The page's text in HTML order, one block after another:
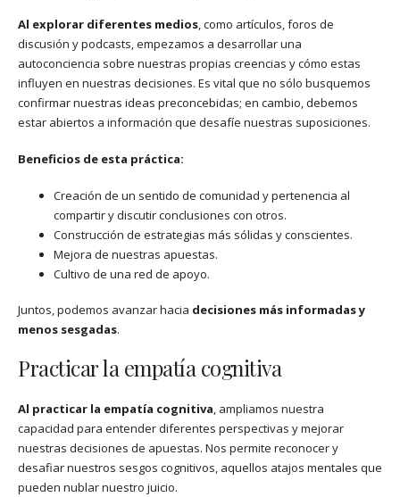
Al explorar diferentes medios, como artículos, foros de
discusión y podcasts, empezamos a desarrollar una
autoconciencia sobre nuestras propias creencias y cómo estas
influyen en nuestras decisiones. Es vital que no sólo busquemos
confirmar nuestras ideas preconcebidas; en cambio, debemos
estar abiertos a información que desafíe nuestras suposiciones.
Beneficios de esta práctica:
Creación de un sentido de comunidad y pertenencia al
compartir y discutir conclusiones con otros.
Construcción de estrategias más sólidas y conscientes.
Mejora de nuestras apuestas.
Cultivo de una red de apoyo.
Juntos, podemos avanzar hacia decisiones más informadas y
menos sesgadas.
Practicar la empatía cognitiva
Al practicar la empatía cognitiva, ampliamos nuestra
capacidad para entender diferentes perspectivas y mejorar
nuestras decisiones de apuestas. Nos permite reconocer y
desafiar nuestros sesgos cognitivos, aquellos atajos mentales que
pueden nublar nuestro juicio.